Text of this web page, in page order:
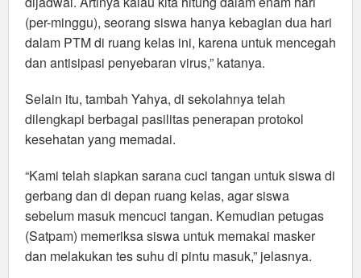
(per-minggu), seorang siswa hanya kebagian dua hari
dalam PTM di ruang kelas ini, karena untuk mencegah
dan antisipasi penyebaran virus,” katanya.
Selain itu, tambah Yahya, di sekolahnya telah
dilengkapi berbagai pasilitas penerapan protokol
kesehatan yang memadai.
“Kami telah siapkan sarana cuci tangan untuk siswa di
gerbang dan di depan ruang kelas, agar siswa
sebelum masuk mencuci tangan. Kemudian petugas
(Satpam) memeriksa siswa untuk memakai masker
dan melakukan tes suhu di pintu masuk,” jelasnya.